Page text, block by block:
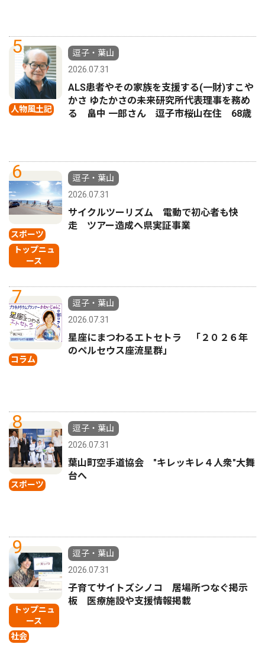
5
人物風土記
逗子・葉山
2026.07.31
ALS患者やその家族を支援する(一財)すこや
かさ ゆたかさの未来研究所代表理事を務め
る 畠中 一郎さん 逗子市桜山在住 68歳
6
スポーツ
トップニュ
ース
逗子・葉山
2026.07.31
サイクルツーリズム 電動で初心者も快
走 ツアー造成へ県実証事業
7
コラム
逗子・葉山
2026.07.31
星座にまつわるエトセトラ 「２０２６年
のペルセウス座流星群」
8
スポーツ
逗子・葉山
2026.07.31
葉山町空手道協会 "キレッキレ４人衆"大舞
台へ
9
トップニュ
ース
社会
逗子・葉山
2026.07.31
子育てサイトズシノコ 居場所つなぐ掲示
板 医療施設や支援情報掲載